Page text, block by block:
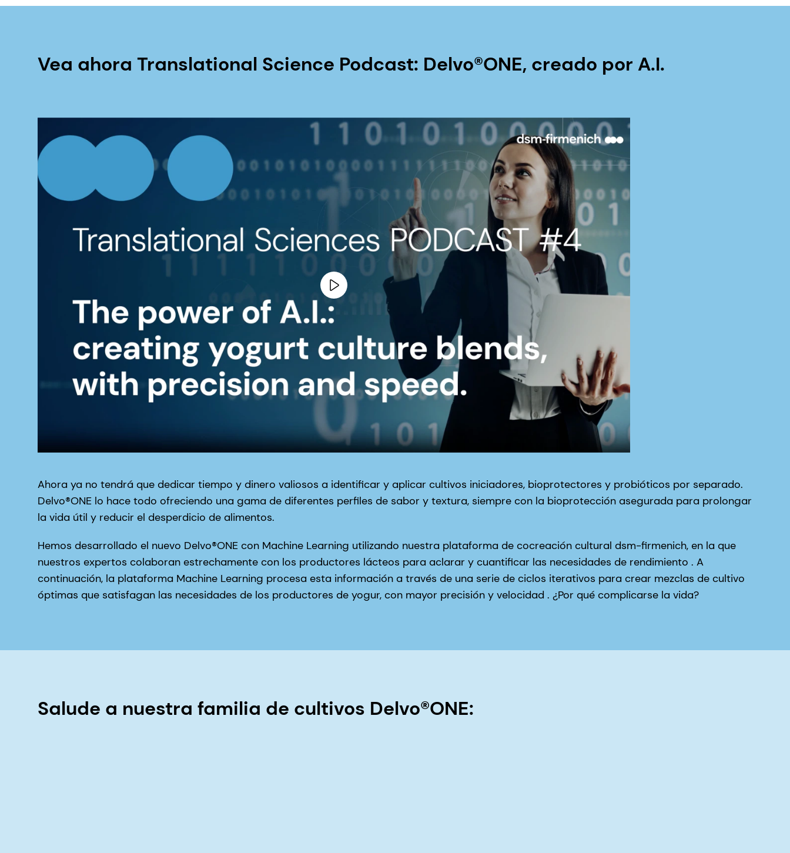
Vea ahora Translational Science Podcast: Delvo®ONE, creado por A.I.
Ahora ya no tendrá que dedicar tiempo y dinero valiosos a identificar y aplicar cultivos iniciadores, bioprotectores y probióticos por separado.
Delvo®ONE lo hace todo ofreciendo una gama de diferentes perfiles de sabor y textura, siempre con la bioprotección asegurada para prolongar
la vida útil y reducir el desperdicio de alimentos.
Hemos desarrollado el nuevo Delvo®ONE con Machine Learning utilizando nuestra plataforma de cocreación cultural dsm-firmenich, en la que
nuestros expertos colaboran estrechamente con los productores lácteos para aclarar y cuantificar las necesidades de rendimiento . A
continuación, la plataforma Machine Learning procesa esta información a través de una serie de ciclos iterativos para crear mezclas de cultivo
óptimas que satisfagan las necesidades de los productores de yogur, con mayor precisión y velocidad . ¿Por qué complicarse la vida?
Salude a nuestra familia de cultivos Delvo®ONE: